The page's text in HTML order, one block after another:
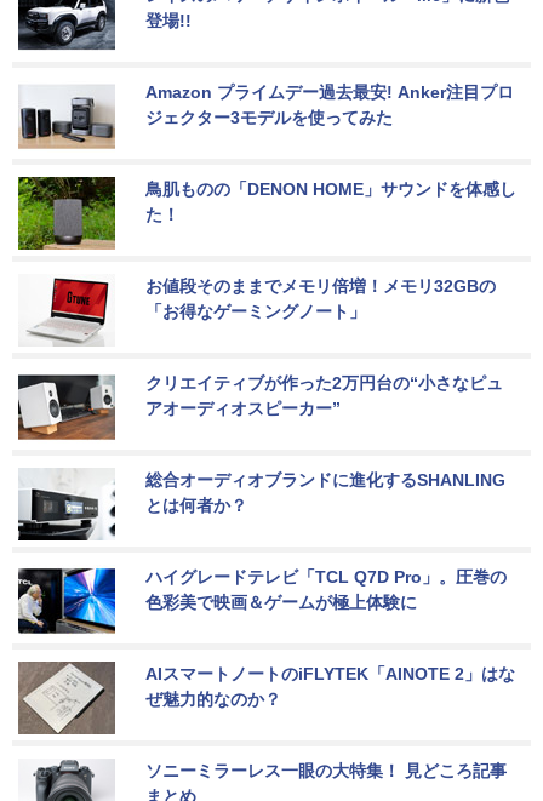
登場!!
Amazon プライムデー過去最安! Anker注目プロ
ジェクター3モデルを使ってみた
鳥肌ものの「DENON HOME」サウンドを体感し
た！
お値段そのままでメモリ倍増！メモリ32GBの
「お得なゲーミングノート」
クリエイティブが作った2万円台の“小さなピュ
アオーディオスピーカー”
総合オーディオブランドに進化するSHANLING
とは何者か？
ハイグレードテレビ「TCL Q7D Pro」。圧巻の
色彩美で映画＆ゲームが極上体験に
AIスマートノートのiFLYTEK「AINOTE 2」はな
ぜ魅力的なのか？
ソニーミラーレス一眼の大特集！ 見どころ記事
まとめ